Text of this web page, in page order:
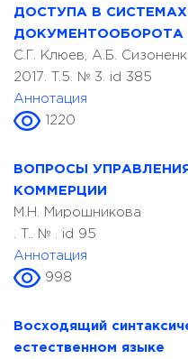
ДОСТУПА В
ДОКУМЕНТООБОРОТА
С.Г. Клюев, А.Б.
2017. T.5. № 3. id 385
Аннотация
1220
ВОПРОСЫ
КОММЕРЦИИ
М.Н. Мирошникова
. T.. № . id 95
Аннотация
998
Восходящий
естественном языке